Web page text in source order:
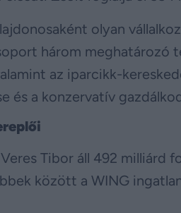
olyan
három meghatározó
az iparcikk-
és a konzervatív
Tibor áll 492 milliárd
között a WING